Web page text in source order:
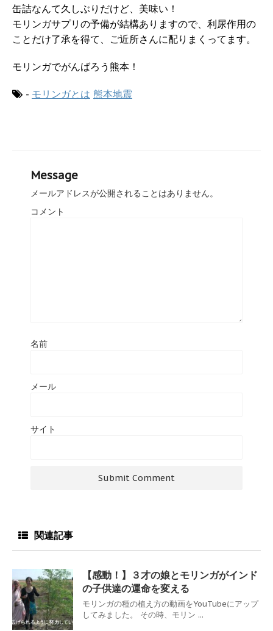
缶詰なんて久しぶりだけど、美味い！
モリンガサプリの予備が結構ありますので、利尿作用の
ことだけ了承を得て、ご近所さんに配りまくってます。
モリンガでがんばろう熊本！
- モリンガとは 熊本地震
Message
メールアドレスが公開されることはありません。
コメント
名前
メール
サイト
関連記事
【感動！】３才の娘とモリンガがインド
の子供達の運命を変える
モリンガの種の植え方の動画をYouTubeにアップ
してみました。 その時、モリン ...